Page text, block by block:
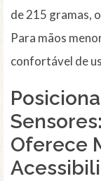
de 215 gramas,
Para mãos
confortável de
Oferece